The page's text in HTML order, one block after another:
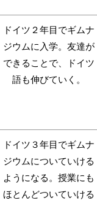
ドイツ２年目でギムナ
ジウムに入学。友達が
できることで、ドイツ
語も伸びていく。
ドイツ３年目でギムナ
ジウムについていける
ようになる。授業にも
ほとんどついていける